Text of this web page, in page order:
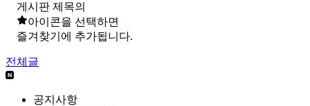
게시판 제목의
아이콘을 선택하면
즐겨찾기에 추가됩니다.
전체글
공지사항